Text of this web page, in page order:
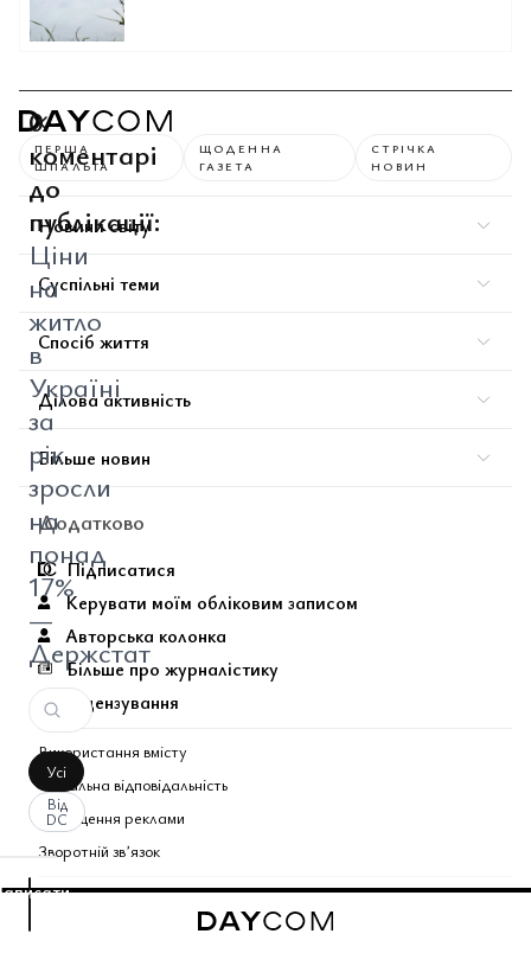
0
коментарі
до
публікації:
Ціни
на
житло
в
Україні
за
рік
зросли
на
понад
17%
—
Держстат
Усі
Від
DC
ПЕРША
ШПАЛЬТА
ЩОДЕННА
ГАЗЕТА
СТРІЧКА
НОВИН
Новини світу
Суспільні теми
Спосіб життя
Ділова активність
Більше новин
Додатково
Підписатися
Керувати моїм обліковим записом
Авторська колонка
Більше про журналістику
Ліцензування
Використання вмісту
Соціальна відповідальність
Розміщення реклами
Зворотній звʼязок
Поєднані теми газети